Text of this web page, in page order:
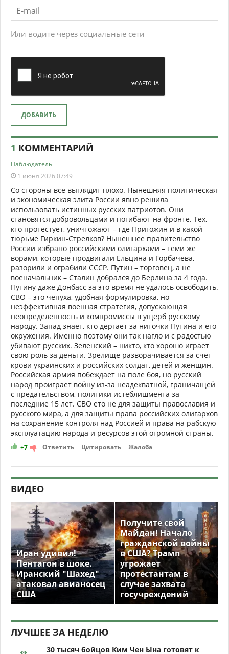
Или водите через социальные сети
ДОБАВИТЬ
1 КОММЕНТАРИЙ
Наблюдатель
1 июня 2026 07:49
Со стороны всё выглядит плохо. Нынешняя политическая
и экономическая элита России явно решила
использовать истинных русских патриотов. Они
становятся добровольцами и погибают на фронте. Тех,
кто протестует, уничтожают – где Пригожин и в какой
тюрьме Гиркин-Стрелков? Нынешнее правительство
России избрано российскими олигархами – теми же
ворами, которые продвигали Ельцина и Горбачёва,
разорили и ограбили СССР. Путин – торговец, а не
военачальник – Сталин добрался до Берлина за 4 года.
Путину даже Донбасс за это время не удалось освободить.
СВО – это чепуха, удобная формулировка, но
неэффективная военная стратегия, допускающая
неопределённость и компромиссы в ущерб русскому
народу. Запад знает, кто дёргает за ниточки Путина и его
окружения. Именно поэтому они так нагло и с радостью
убивают русских. Зеленский – никто, кто хорошо играет
свою роль за деньги. Зрелище разворачивается за счёт
крови украинских и российских солдат, детей и женщин.
Российская армия побеждает на поле боя, но русский
народ проиграет войну из-за неадекватной, граничащей
с предательством, политики истеблишмента за
последние 15 лет. СВО етo не для защиты православия и
русского мира, а для защиты права российских олигархов
на сохранение контроля над Россией и права на рабскую
эксплуатацию народа и ресурсов этой огромной страны.
+7 Ответить Цитировать Жалоба
ВИДЕО
Иран удивил!
Пентагон в шоке.
Иранский "Шахед"
атаковал авианосец
США
Получите свой
Майдан! Начало
гражданской войны
в США? Трамп
угрожает
протестантам в
случае захвата
госучреждений
ЛУЧШЕЕ ЗА НЕДЕЛЮ
30 тысяч бойцов Ким Чен Ына готовят к